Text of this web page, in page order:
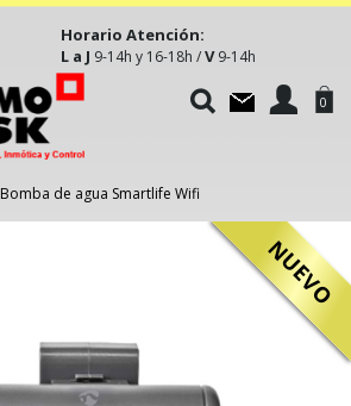
Horario Atención:
L a J 9-14h y 16-18h /V9-14h
0
Bomba de agua Smartlife Wifi
NUEVO